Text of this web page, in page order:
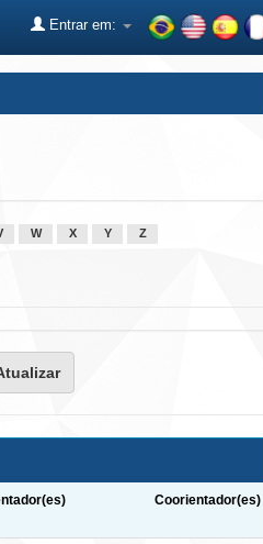
Entrar em:
W X Y Z
Coorientador(es)